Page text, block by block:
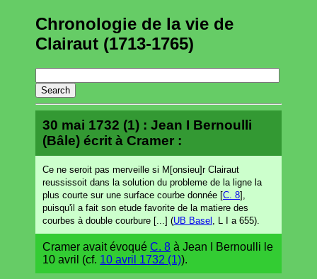
Chronologie de la vie de
Clairaut (1713-1765)
30 mai 1732 (1) : Jean I Bernoulli
(Bâle) écrit à Cramer :
Ce ne seroit pas merveille si M[onsieu]r Clairaut
reussissoit dans la solution du probleme de la ligne la
plus courte sur une surface courbe donnée [C. 8],
puisqu'il a fait son etude favorite de la matiere des
courbes à double courbure [...] (UB Basel , L I a 655).
Cramer avait évoqué C. 8 à Jean I Bernoulli le
10 avril (cf. 10 avril 1732 (1)).